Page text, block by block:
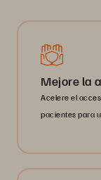
Mejore la
Acelere el
pacientes para